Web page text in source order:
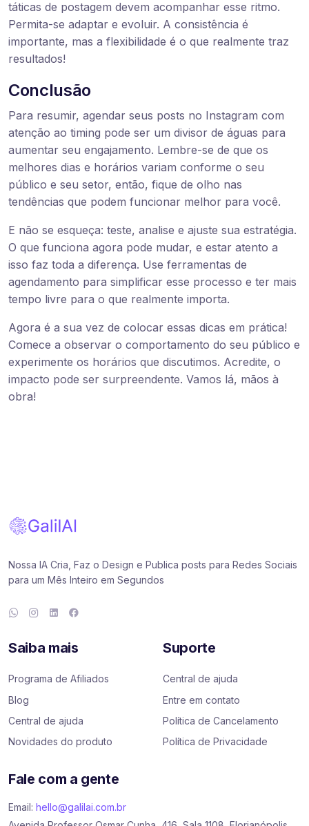
táticas de postagem devem acompanhar esse ritmo.
Permita-se adaptar e evoluir. A consistência é
importante, mas a flexibilidade é o que realmente traz
resultados!
Conclusão
Para resumir, agendar seus posts no Instagram com
atenção ao timing pode ser um divisor de águas para
aumentar seu engajamento. Lembre-se de que os
melhores dias e horários variam conforme o seu
público e seu setor, então, fique de olho nas
tendências que podem funcionar melhor para você.
E não se esqueça: teste, analise e ajuste sua estratégia.
O que funciona agora pode mudar, e estar atento a
isso faz toda a diferença. Use ferramentas de
agendamento para simplificar esse processo e ter mais
tempo livre para o que realmente importa.
Agora é a sua vez de colocar essas dicas em prática!
Comece a observar o comportamento do seu público e
experimente os horários que discutimos. Acredite, o
impacto pode ser surpreendente. Vamos lá, mãos à
obra!
Nossa IA Cria, Faz o Design e Publica posts para Redes Sociais
para um Mês Inteiro em Segundos
Saiba mais
Programa de Afiliados
Blog
Central de ajuda
Novidades do produto
Suporte
Central de ajuda
Entre em contato
Política de Cancelamento
Política de Privacidade
Fale com a gente
Email: hello@galilai.com.br